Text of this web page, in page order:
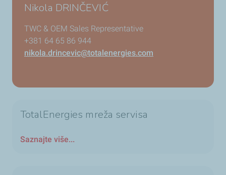
Nikola DRINČEVIĆ
TWC & OEM Sales Representative
+381 64 65 86 944
nikola.drincevic@totalenergies.com
TotalEnergies mreža servisa
Saznajte više...